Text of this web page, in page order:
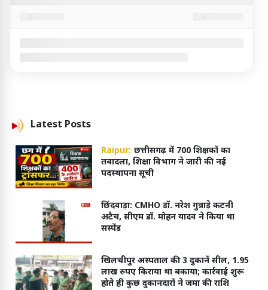
Latest Posts
Raipur: छत्तीसगढ़ में 700 शिक्षकों का
तबादला, शिक्षा विभाग ने जारी की नई
पदस्थापना सूची
छिंदवाड़ा: CMHO डॉ. नरेश गुन्नाड़े कटनी
अटैच, सीएम डॉ. मोहन यादव ने किया था
सस्पेंड
खिलचीपुर अस्पताल की 3 दुकानें सील, 1.95
लाख रुपए किराया था बकाया; कार्रवाई शुरू
होते ही कुछ दुकानदारों ने जमा की राशि